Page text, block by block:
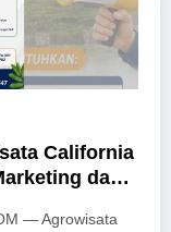
California
dan
— Agrowisata